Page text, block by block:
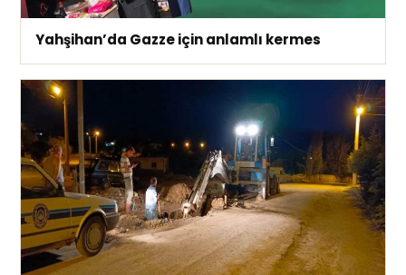
Yahşihan’da Gazze için anlamlı kermes